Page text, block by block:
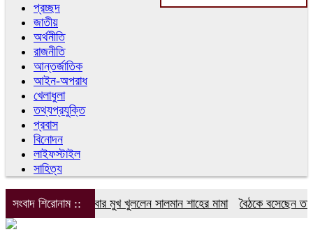
প্রচ্ছদ
জাতীয়
অর্থনীতি
রাজনীতি
আন্তর্জাতিক
আইন-অপরাধ
খেলাধুলা
তথ্যপ্রযুক্তি
প্রবাস
বিনোদন
লাইফস্টাইল
সাহিত্য
সংবাদ শিরোনাম ::এবার মুখ খুললেন সালমান শাহের মামা বৈঠকে বসেছেন